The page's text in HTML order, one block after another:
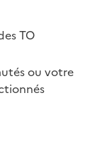
TO
ou votre